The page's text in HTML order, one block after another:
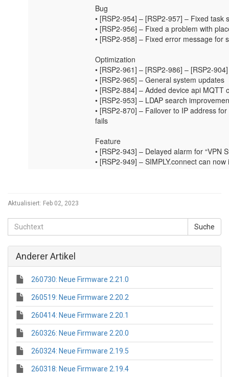
Aktualisiert: Feb 02, 2023
Anderer Artikel
260730: Neue Firmware 2.21.0
260519: Neue Firmware 2.20.2
260414: Neue Firmware 2.20.1
260326: Neue Firmware 2.20.0
260324: Neue Firmware 2.19.5
260318: Neue Firmware 2.19.4